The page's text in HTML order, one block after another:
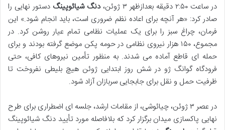
در ساعت ۲:۵۰ دقیقه بعدازظهر ۳ ژوئن، دنگ شیائوپینگ دستور نهایی را
صادر کرد: «هر آنچه برای اعاده نظم ضروری است، باید انجام شود.» این
فرمان، چراغ سبز را برای یک عملیات نظامی تمام عیار روشن کرد. در
مجموع، ۱۵۰ هزار نیروی نظامی در حومه پکن موضع گرفته بودند و برای
حمله ای قاطع آماده می شدند. به منظور تأمین نیروهای کافی، حتی
فرودگاه گوانگ ژو در شش روز ابتدایی ژوئن هیچ بلیطی نفروخت تا
ظرفیت حمل و نقل برای جابجایی سربازان آزاد شود.
در عصر ۳ ژوئن، چیائوشی، از مقامات ارشد، جلسه ای اضطراری برای طرح
نهایی پاکسازی میدان برگزار کرد که بلافاصله مورد تأیید دنگ شیائوپینگ